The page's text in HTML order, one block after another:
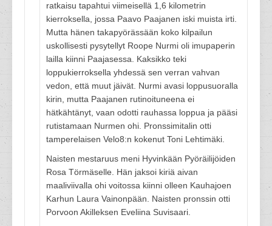
ratkaisu tapahtui viimeisellä 1,6 kilometrin
kierroksella, jossa Paavo Paajanen iski muista irti.
Mutta hänen takapyörässään koko kilpailun
uskollisesti pysytellyt Roope Nurmi oli imupaperin
lailla kiinni Paajasessa. Kaksikko teki
loppukierroksella yhdessä sen verran vahvan
vedon, että muut jäivät. Nurmi avasi loppusuoralla
kirin, mutta Paajanen rutinoituneena ei
hätkähtänyt, vaan odotti rauhassa loppua ja pääsi
rutistamaan Nurmen ohi. Pronssimitalin otti
tamperelaisen Velo8:n kokenut Toni Lehtimäki.
Naisten mestaruus meni Hyvinkään Pyöräilijöiden
Rosa Törmäselle. Hän jaksoi kiriä aivan
maaliviivalla ohi voitossa kiinni olleen Kauhajoen
Karhun Laura Vainonpään. Naisten pronssin otti
Porvoon Akilleksen Eveliina Suvisaari.